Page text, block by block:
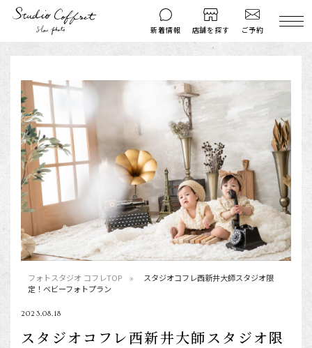
新着情報 店舗を探す ご予約
はじめての方へ 料金シミュレーション
衣装ギャラリー よくある質問
キャンペーン コフレマグ
お知らせ 資料請求
料金プラン
七五三
お宮参り
1/2成人式・十歳の祝い
フォトスタジオ コフレTOP
スタジオコフレ西新井大師スタジオ限
定！ベビーフォトプラン
2023.08.18
スタジオコフレ西新井大師スタジオ限